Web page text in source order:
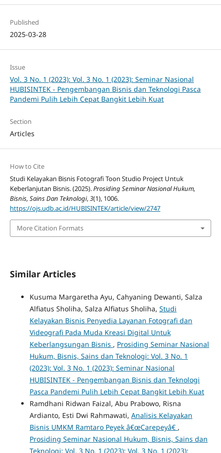
Published
2025-03-28
Issue
Vol. 3 No. 1 (2023): Vol. 3 No. 1 (2023): Seminar Nasional
HUBISINTEK - Pengembangan Bisnis dan Teknologi Pasca
Pandemi Pulih Lebih Cepat Bangkit Lebih Kuat
Section
Articles
How to Cite
Studi Kelayakan Bisnis Fotografi Toon Studio Project Untuk
Keberlanjutan Bisnis. (2025).Prosiding Seminar Nasional Hukum,
Bisnis, Sains Dan Teknologi,3(1), 1006.
https://ojs.udb.ac.id/HUBISINTEK/article/view/2747
More Citation Formats
Similar Articles
Kusuma Margaretha Ayu, Cahyaning Dewanti, Salza
Alfiatus Sholiha, Salza Alfiatus Sholiha, Studi
Kelayakan Bisnis Penyedia Layanan Fotografi dan
Videografi Pada Muda Kreasi Digital Untuk
Keberlangsungan Bisnis , Prosiding Seminar Nasional
Hukum, Bisnis, Sains dan Teknologi: Vol. 3 No. 1
(2023): Vol. 3 No. 1 (2023): Seminar Nasional
HUBISINTEK - Pengembangan Bisnis dan Teknologi
Pasca Pandemi Pulih Lebih Cepat Bangkit Lebih Kuat
Ramdhani Ridwan Faizal, Abu Prabowo, Risna
Ardianto, Esti Dwi Rahmawati, Analisis Kelayakan
Bisnis UMKM Ramtaro Peyek â€œCarepeyâ€ ,
Prosiding Seminar Nasional Hukum, Bisnis, Sains dan
Teknologi: Vol. 3 No. 1 (2023): Vol. 3 No. 1 (2023):